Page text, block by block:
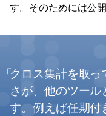
す。そのためには公
クロス集計を取っ
さが、他のツー
す。例えば任期付